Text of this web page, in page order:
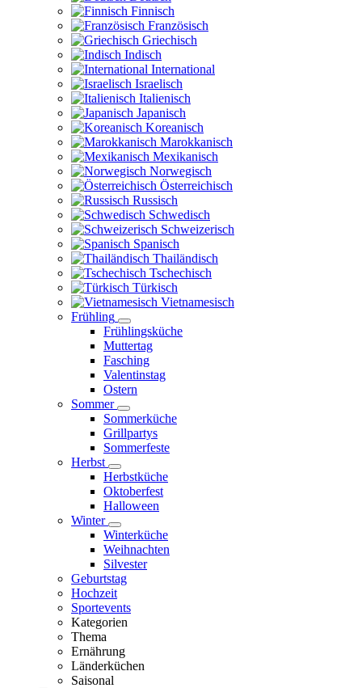
Finnisch
Französisch
Griechisch
Indisch
International
Israelisch
Italienisch
Japanisch
Koreanisch
Marokkanisch
Mexikanisch
Norwegisch
Österreichisch
Russisch
Schwedisch
Schweizerisch
Spanisch
Thailändisch
Tschechisch
Türkisch
Vietnamesisch
Frühling
Frühlingsküche
Muttertag
Fasching
Valentinstag
Ostern
Sommer
Sommerküche
Grillpartys
Sommerfeste
Herbst
Herbstküche
Oktoberfest
Halloween
Winter
Winterküche
Weihnachten
Silvester
Geburtstag
Hochzeit
Sportevents
Kategorien
Thema
Ernährung
Länderküchen
Saisonal